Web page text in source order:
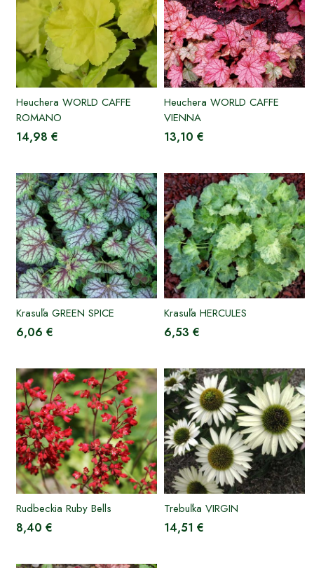
Heuchera WORLD CAFFE
ROMANO
14,98 €
Heuchera WORLD CAFFE
VIENNA
13,10 €
Krasuľa GREEN SPICE
6,06 €
Krasuľa HERCULES
6,53 €
Rudbeckia Ruby Bells
8,40 €
Trebuľka VIRGIN
14,51 €